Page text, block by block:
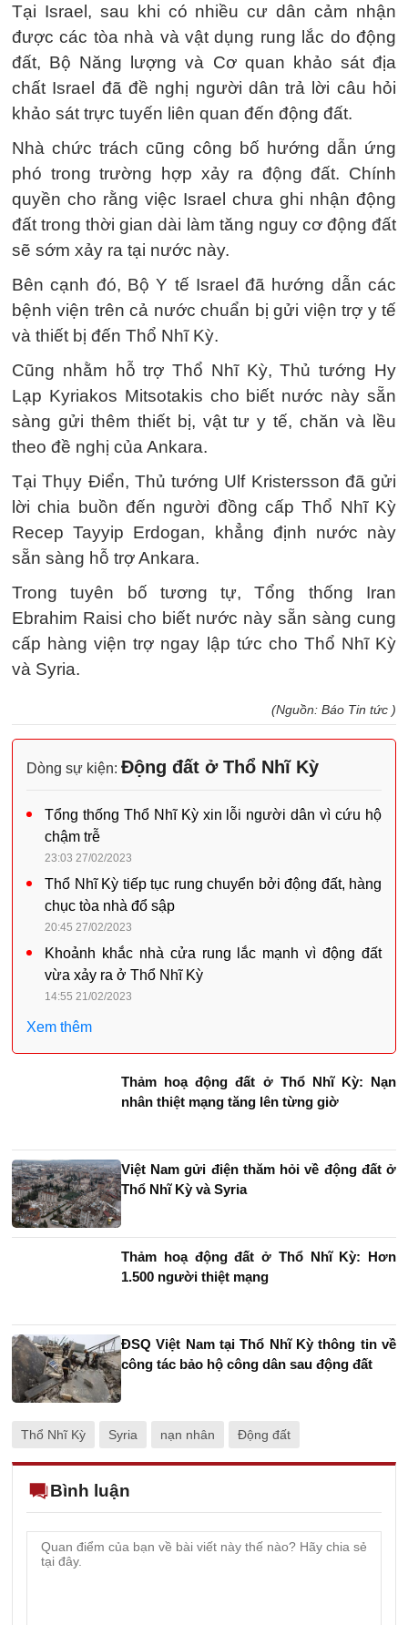
Tại Israel, sau khi có nhiều cư dân cảm nhận
được các tòa nhà và vật dụng rung lắc do động
đất, Bộ Năng lượng và Cơ quan khảo sát địa
chất Israel đã đề nghị người dân trả lời câu hỏi
khảo sát trực tuyến liên quan đến động đất.
Nhà chức trách cũng công bố hướng dẫn ứng
phó trong trường hợp xảy ra động đất. Chính
quyền cho rằng việc Israel chưa ghi nhận động
đất trong thời gian dài làm tăng nguy cơ động đất
sẽ sớm xảy ra tại nước này.
Bên cạnh đó, Bộ Y tế Israel đã hướng dẫn các
bệnh viện trên cả nước chuẩn bị gửi viện trợ y tế
và thiết bị đến Thổ Nhĩ Kỳ.
Cũng nhằm hỗ trợ Thổ Nhĩ Kỳ, Thủ tướng Hy
Lạp Kyriakos Mitsotakis cho biết nước này sẵn
sàng gửi thêm thiết bị, vật tư y tế, chăn và lều
theo đề nghị của Ankara.
Tại Thụy Điển, Thủ tướng Ulf Kristersson đã gửi
lời chia buồn đến người đồng cấp Thổ Nhĩ Kỳ
Recep Tayyip Erdogan, khẳng định nước này
sẵn sàng hỗ trợ Ankara.
Trong tuyên bố tương tự, Tổng thống Iran
Ebrahim Raisi cho biết nước này sẵn sàng cung
cấp hàng viện trợ ngay lập tức cho Thổ Nhĩ Kỳ
và Syria.
(Nguồn: Báo Tin tức )
Dòng sự kiện: Động đất ở Thổ Nhĩ Kỳ
Tổng thống Thổ Nhĩ Kỳ xin lỗi người dân vì cứu hộ
chậm trễ
23:03 27/02/2023
Thổ Nhĩ Kỳ tiếp tục rung chuyển bởi động đất, hàng
chục tòa nhà đổ sập
20:45 27/02/2023
Khoảnh khắc nhà cửa rung lắc mạnh vì động đất
vừa xảy ra ở Thổ Nhĩ Kỳ
14:55 21/02/2023
Xem thêm
Thảm hoạ động đất ở Thổ Nhĩ Kỳ: Nạn
nhân thiệt mạng tăng lên từng giờ
Việt Nam gửi điện thăm hỏi về động đất ở
Thổ Nhĩ Kỳ và Syria
Thảm hoạ động đất ở Thổ Nhĩ Kỳ: Hơn
1.500 người thiệt mạng
ĐSQ Việt Nam tại Thổ Nhĩ Kỳ thông tin về
công tác bảo hộ công dân sau động đất
Thổ Nhĩ Kỳ Syria nạn nhân Động đất
Bình luận